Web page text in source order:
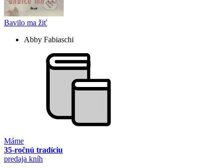
Bavilo ma žiť
Abby Fabiaschi
Máme
35-ročnú tradíciu
predaja kníh